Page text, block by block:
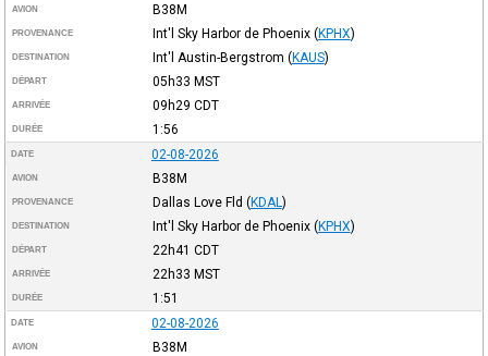
AVION B38M
PROVENANCE Int'l Sky Harbor de Phoenix (KPHX)
DESTINATION Int'l Austin-Bergstrom (KAUS)
DÉPART 05h33 MST
ARRIVÉE 09h29 CDT
DURÉE 1:56
DATE 02-08-2026
AVION B38M
PROVENANCE Dallas Love Fld (KDAL )
DESTINATION Int'l Sky Harbor de Phoenix (KPHX)
DÉPART 22h41 CDT
ARRIVÉE 22h33 MST
DURÉE 1:51
DATE 02-08-2026
AVION B38M